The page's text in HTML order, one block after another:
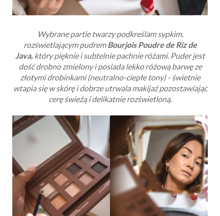
Wybrane partie twarzy podkreślam sypkim,
rozświetlającym pudremBourjois Poudre de Riz de
Java, który pięknie i subtelnie pachnie różami. Puder jest
dość drobno zmielony i posiada lekko różową barwę ze
złotymi drobinkami (neutralno-ciepłe tony) - świetnie
wtapia się w skórę i dobrze utrwala makijaż pozostawiając
cerę świeżą i delikatnie rozświetloną.